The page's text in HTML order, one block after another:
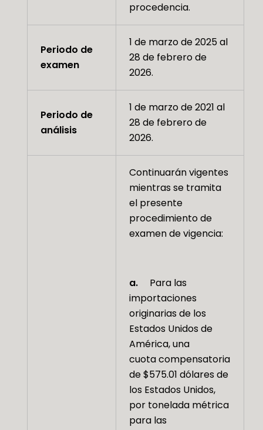
procedencia.
Periodo de
examen
1 de marzo de 2025 al
28 de febrero de
2026.
Periodo de
análisis
1 de marzo de 2021 al
28 de febrero de
2026.
Continuarán vigentes
mientras se tramita
el presente
procedimiento de
examen de vigencia:
a.Para las
importaciones
originarias de los
Estados Unidos de
América, una
cuota compensatoria
de $575.01 dólares de
los Estados Unidos,
por tonelada métrica
para las